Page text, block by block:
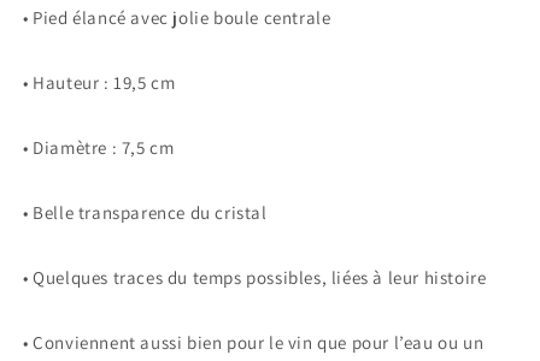
• Pied élancé avec jolie boule centrale
• Hauteur : 19,5 cm
• Diamètre : 7,5 cm
• Belle transparence du cristal
• Quelques traces du temps possibles, liées à leur histoire
• Conviennent aussi bien pour le vin que pour l’eau ou un